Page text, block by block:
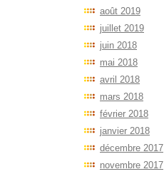
août 2019
juillet 2019
juin 2018
mai 2018
avril 2018
mars 2018
février 2018
janvier 2018
décembre 2017
novembre 2017